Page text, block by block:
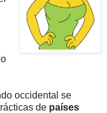
occidental se
de países